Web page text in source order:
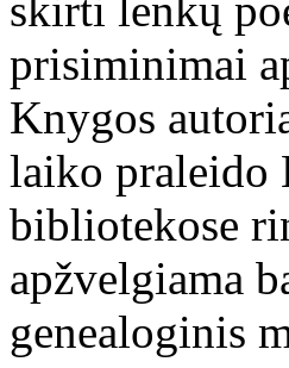
prisiminimai
Knygos
laiko praleido
bibliotekose
apžvelgiama
genealoginis